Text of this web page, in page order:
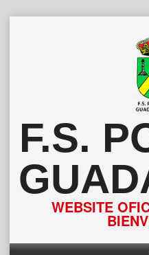
F.S.
WEBSITE